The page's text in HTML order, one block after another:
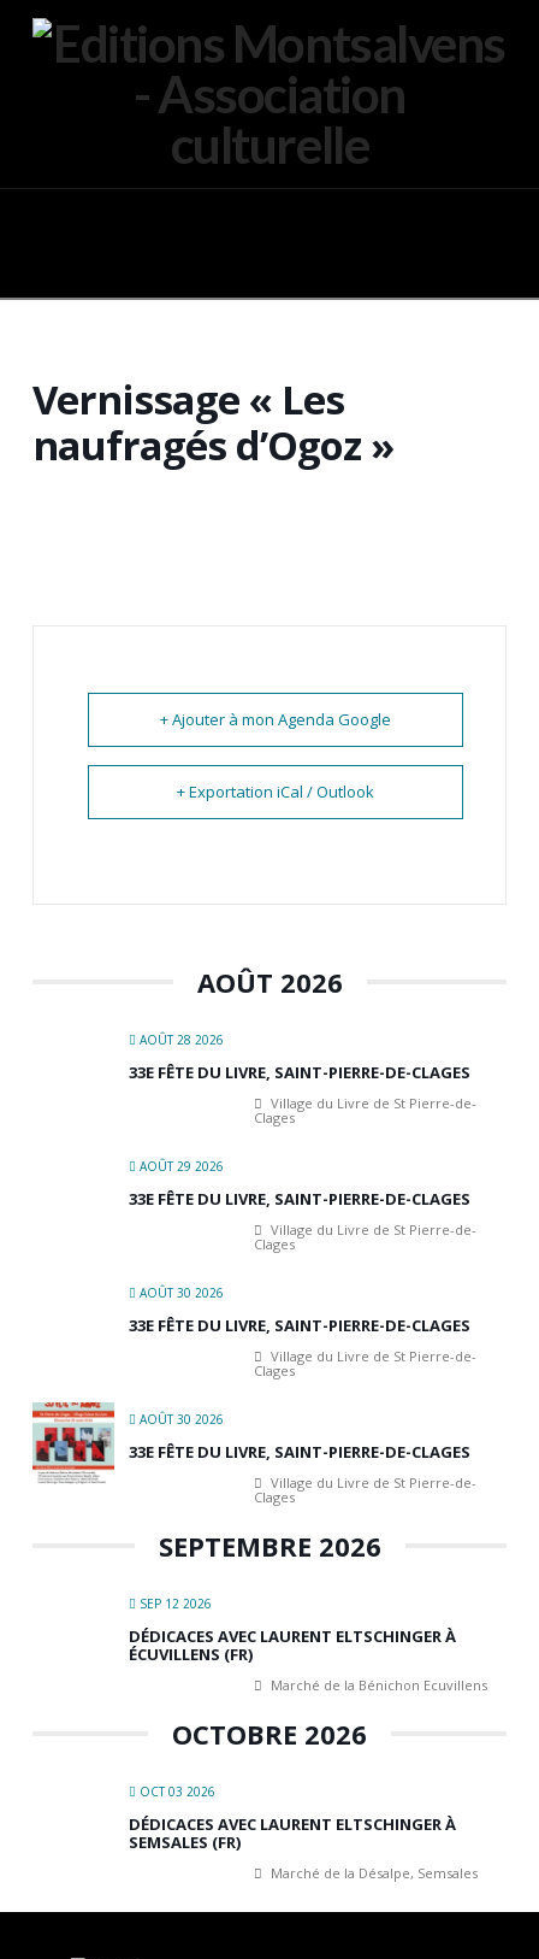
Vernissage « Les
naufragés d’Ogoz »
+ Ajouter à mon Agenda Google
+ Exportation iCal / Outlook
AOÛT 2026
AOÛT 28 2026
33E FÊTE DU LIVRE, SAINT-PIERRE-DE-CLAGES
Village du Livre de St Pierre-de-
Clages
AOÛT 29 2026
33E FÊTE DU LIVRE, SAINT-PIERRE-DE-CLAGES
Village du Livre de St Pierre-de-
Clages
AOÛT 30 2026
33E FÊTE DU LIVRE, SAINT-PIERRE-DE-CLAGES
Village du Livre de St Pierre-de-
Clages
AOÛT 30 2026
33E FÊTE DU LIVRE, SAINT-PIERRE-DE-CLAGES
Village du Livre de St Pierre-de-
Clages
SEPTEMBRE 2026
SEP 12 2026
DÉDICACES AVEC LAURENT ELTSCHINGER À
ÉCUVILLENS (FR)
Marché de la Bénichon Ecuvillens
OCTOBRE 2026
OCT 03 2026
DÉDICACES AVEC LAURENT ELTSCHINGER À
SEMSALES (FR)
Marché de la Désalpe, Semsales